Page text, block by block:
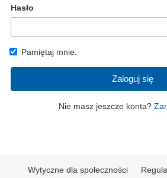
Hasło
Pamiętaj mnie.
Zaloguj się
Nie masz jeszcze konta?
Wytyczne dla społeczności